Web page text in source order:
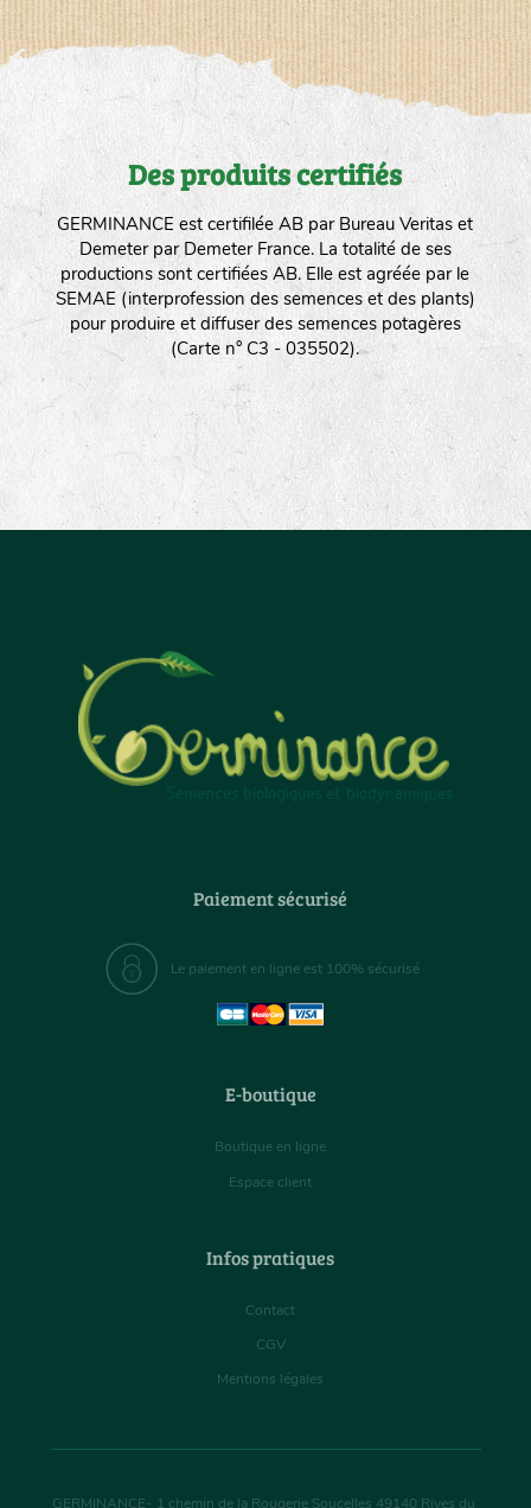
Des produits certifiés
GERMINANCE est certifilée AB par Bureau Veritas et
Demeter par Demeter France. La totalité de ses
productions sont certifiées AB. Elle est agréée par le
SEMAE (interprofession des semences et des plants)
pour produire et diffuser des semences potagères
(Carte n° C3 - 035502).
Paiement sécurisé
Le paiement en ligne est 100% sécurisé
E-boutique
Boutique en ligne
Espace client
Infos pratiques
Contact
CGV
Mentions légales
GERMINANCE- 1 chemin de la Rougerie Soucelles 49140 Rives du